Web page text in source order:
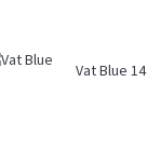
Vat Blue 14